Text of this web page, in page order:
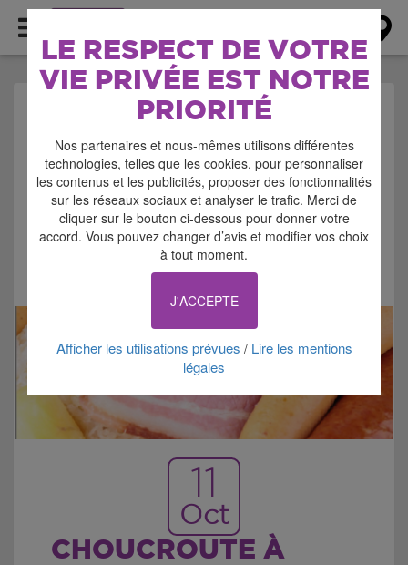
LE RESPECT DE VOTRE
VIE PRIVÉE EST NOTRE
PRIORITÉ
Nos partenaires et nous-mêmes utilisons différentes
technologies, telles que les cookies, pour personnaliser
les contenus et les publicités, proposer des fonctionnalités
sur les réseaux sociaux et analyser le trafic. Merci de
cliquer sur le bouton ci-dessous pour donner votre
accord. Vous pouvez changer d’avis et modifier vos choix
à tout moment.
J'ACCEPTE
Afficher les utilisations prévues / Lire les mentions
légales
AGENDA > REPAS
DANSANT
11
Oct
CHOUCROUTE À